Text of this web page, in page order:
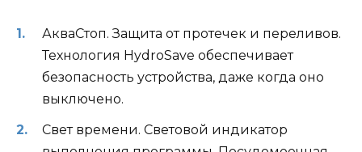
АкваСтоп. Защита от протечек и переливов.
Технология HydroSave обеспечивает
безопасность устройства, даже когда оно
выключено.
Свет времени. Световой индикатор